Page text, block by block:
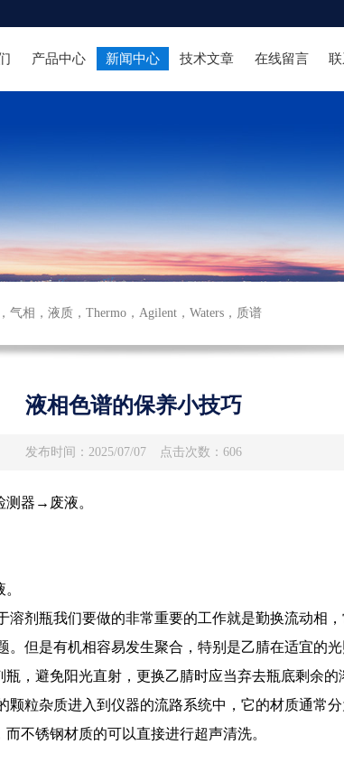
产品中心 新闻中心 技术文章 在线留言
，气相 ，液质 ，Thermo ，Agilent ，Waters ， 质谱
液相色谱的保养小技巧
发布时间：2025/07/07 点击次数：606
器→废液。
瓶我们要做的非常重要的工作就是勤换流动相，
是有机相容易发生聚合，特别是乙腈在适宜的
，避免阳光直射，更换乙腈时应当弃去瓶底剩余的
杂质进入到仪器的流路系统中，它的材质通常
不锈钢材质的可以直接进行超声清洗。